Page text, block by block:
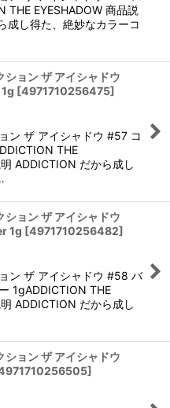
THE EYESHADOW 商品説
成し得た、絶妙なカラーコ
ョン ザ アイシャドウ
[4971710256475]
ン ザ アイシャドウ #57 コ
THE
ADDICTION だから成し
ョン ザ アイシャドウ
1g [4971710256482]
ン ザ アイシャドウ #58 バ
1gADDICTION THE
ADDICTION だから成し
ョン ザ アイシャドウ
]